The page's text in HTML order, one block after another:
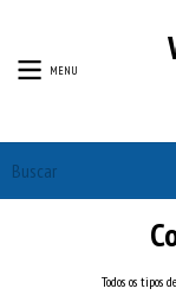
MENU
Todos os tipos